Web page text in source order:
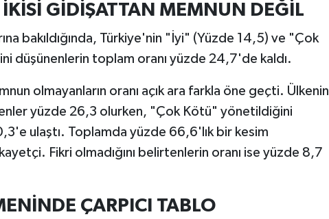
GİDİŞATTAN MEMNUN DEĞİL
bakıldığında, Türkiye'nin "İyi" (Yüzde 14,5) ve "Çok
düşünenlerin toplam oranı yüzde 24,7'de kaldı.
olmayanların oranı açık ara farkla öne geçti. Ülkenin
yüzde 26,3 olurken, "Çok Kötü" yönetildiğini
ulaştı. Toplamda yüzde 66,6'lık bir kesim
Fikri olmadığını belirtenlerin oranı ise yüzde 8,7
ÇARPICI TABLO